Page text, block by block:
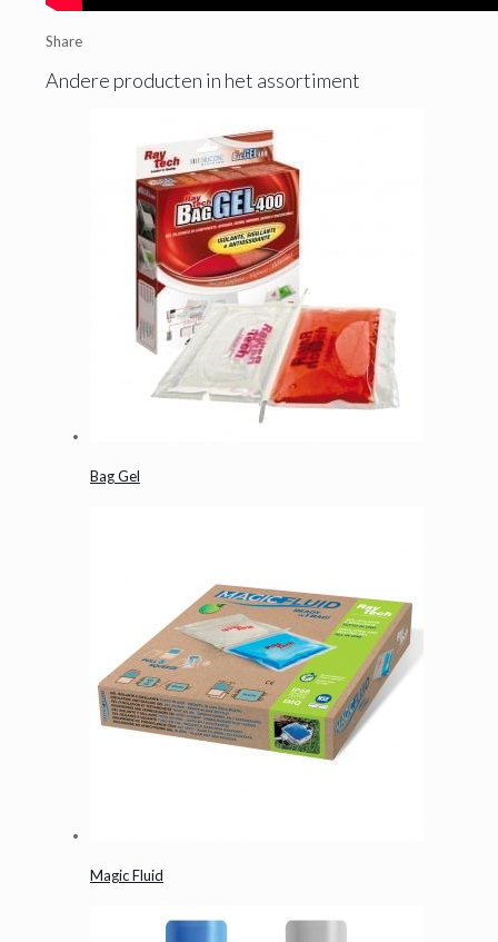
Share
Andere producten in het assortiment
Bag Gel
Magic Fluid